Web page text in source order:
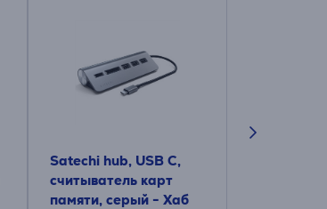
Satechi hub, USB C,
считыватель карт
памяти, серый - Хаб